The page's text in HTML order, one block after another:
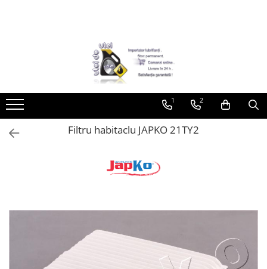
► Detailing si cosmetica
Curatare tapiterie auto
Curatare si intretinere piele
Plastice interioare
Sealant
Jante si anvelope
1 2
Filtru habitaclu JAPKO 21TY2